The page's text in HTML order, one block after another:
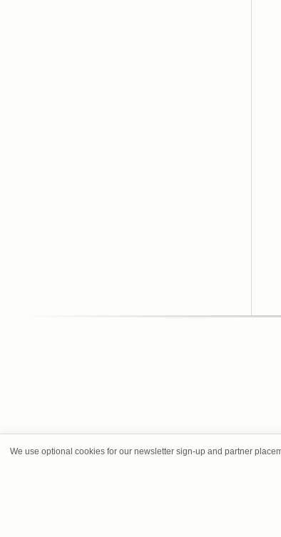
We use optional cookies for our newsletter sign-up and partner